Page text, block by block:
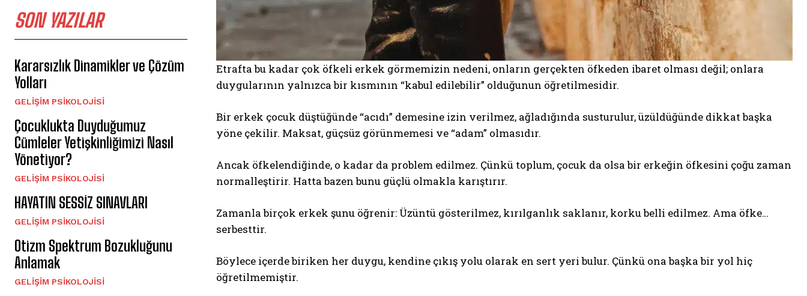
SON YAZILAR
Kararsızlık Dinamikler ve Çözüm
Yolları
GELIŞIM PSIKOLOJISI
Çocuklukta Duyduğumuz
Cümleler Yetişkinliğimizi Nasıl
Yönetiyor?
GELIŞIM PSIKOLOJISI
HAYATIN SESSİZ SINAVLARI
GELIŞIM PSIKOLOJISI
Otizm Spektrum Bozukluğunu
Anlamak
GELIŞIM PSIKOLOJISI
Etrafta bu kadar çok öfkeli erkek görmemizin nedeni, onların gerçekten öfkeden ibaret olması değil; onlara
duygularının yalnızca bir kısmının “kabul edilebilir” olduğunun öğretilmesidir.
Bir erkek çocuk düştüğünde “acıdı” demesine izin verilmez, ağladığında susturulur, üzüldüğünde dikkat başka
yöne çekilir. Maksat, güçsüz görünmemesi ve “adam” olmasıdır.
Ancak öfkelendiğinde, o kadar da problem edilmez. Çünkü toplum, çocuk da olsa bir erkeğin öfkesini çoğu zaman
normalleştirir. Hatta bazen bunu güçlü olmakla karıştırır.
Zamanla birçok erkek şunu öğrenir: Üzüntü gösterilmez, kırılganlık saklanır, korku belli edilmez. Ama öfke…
serbesttir.
Böylece içerde biriken her duygu, kendine çıkış yolu olarak en sert yeri bulur. Çünkü ona başka bir yol hiç
öğretilmemiştir.